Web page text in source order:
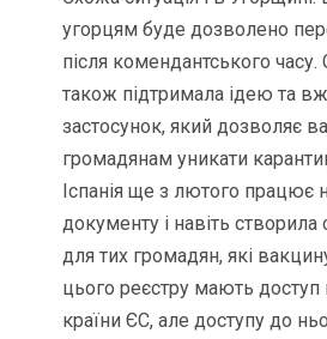
угорцям буде дозволено
після комендантського
також підтримала ідею та
застосунок, який дозволяє
громадянам уникати
Іспанія ще з лютого працює
документу і навіть створила
для тих громадян, які
цього реєстру мають доступ
країни ЄС, але доступу до